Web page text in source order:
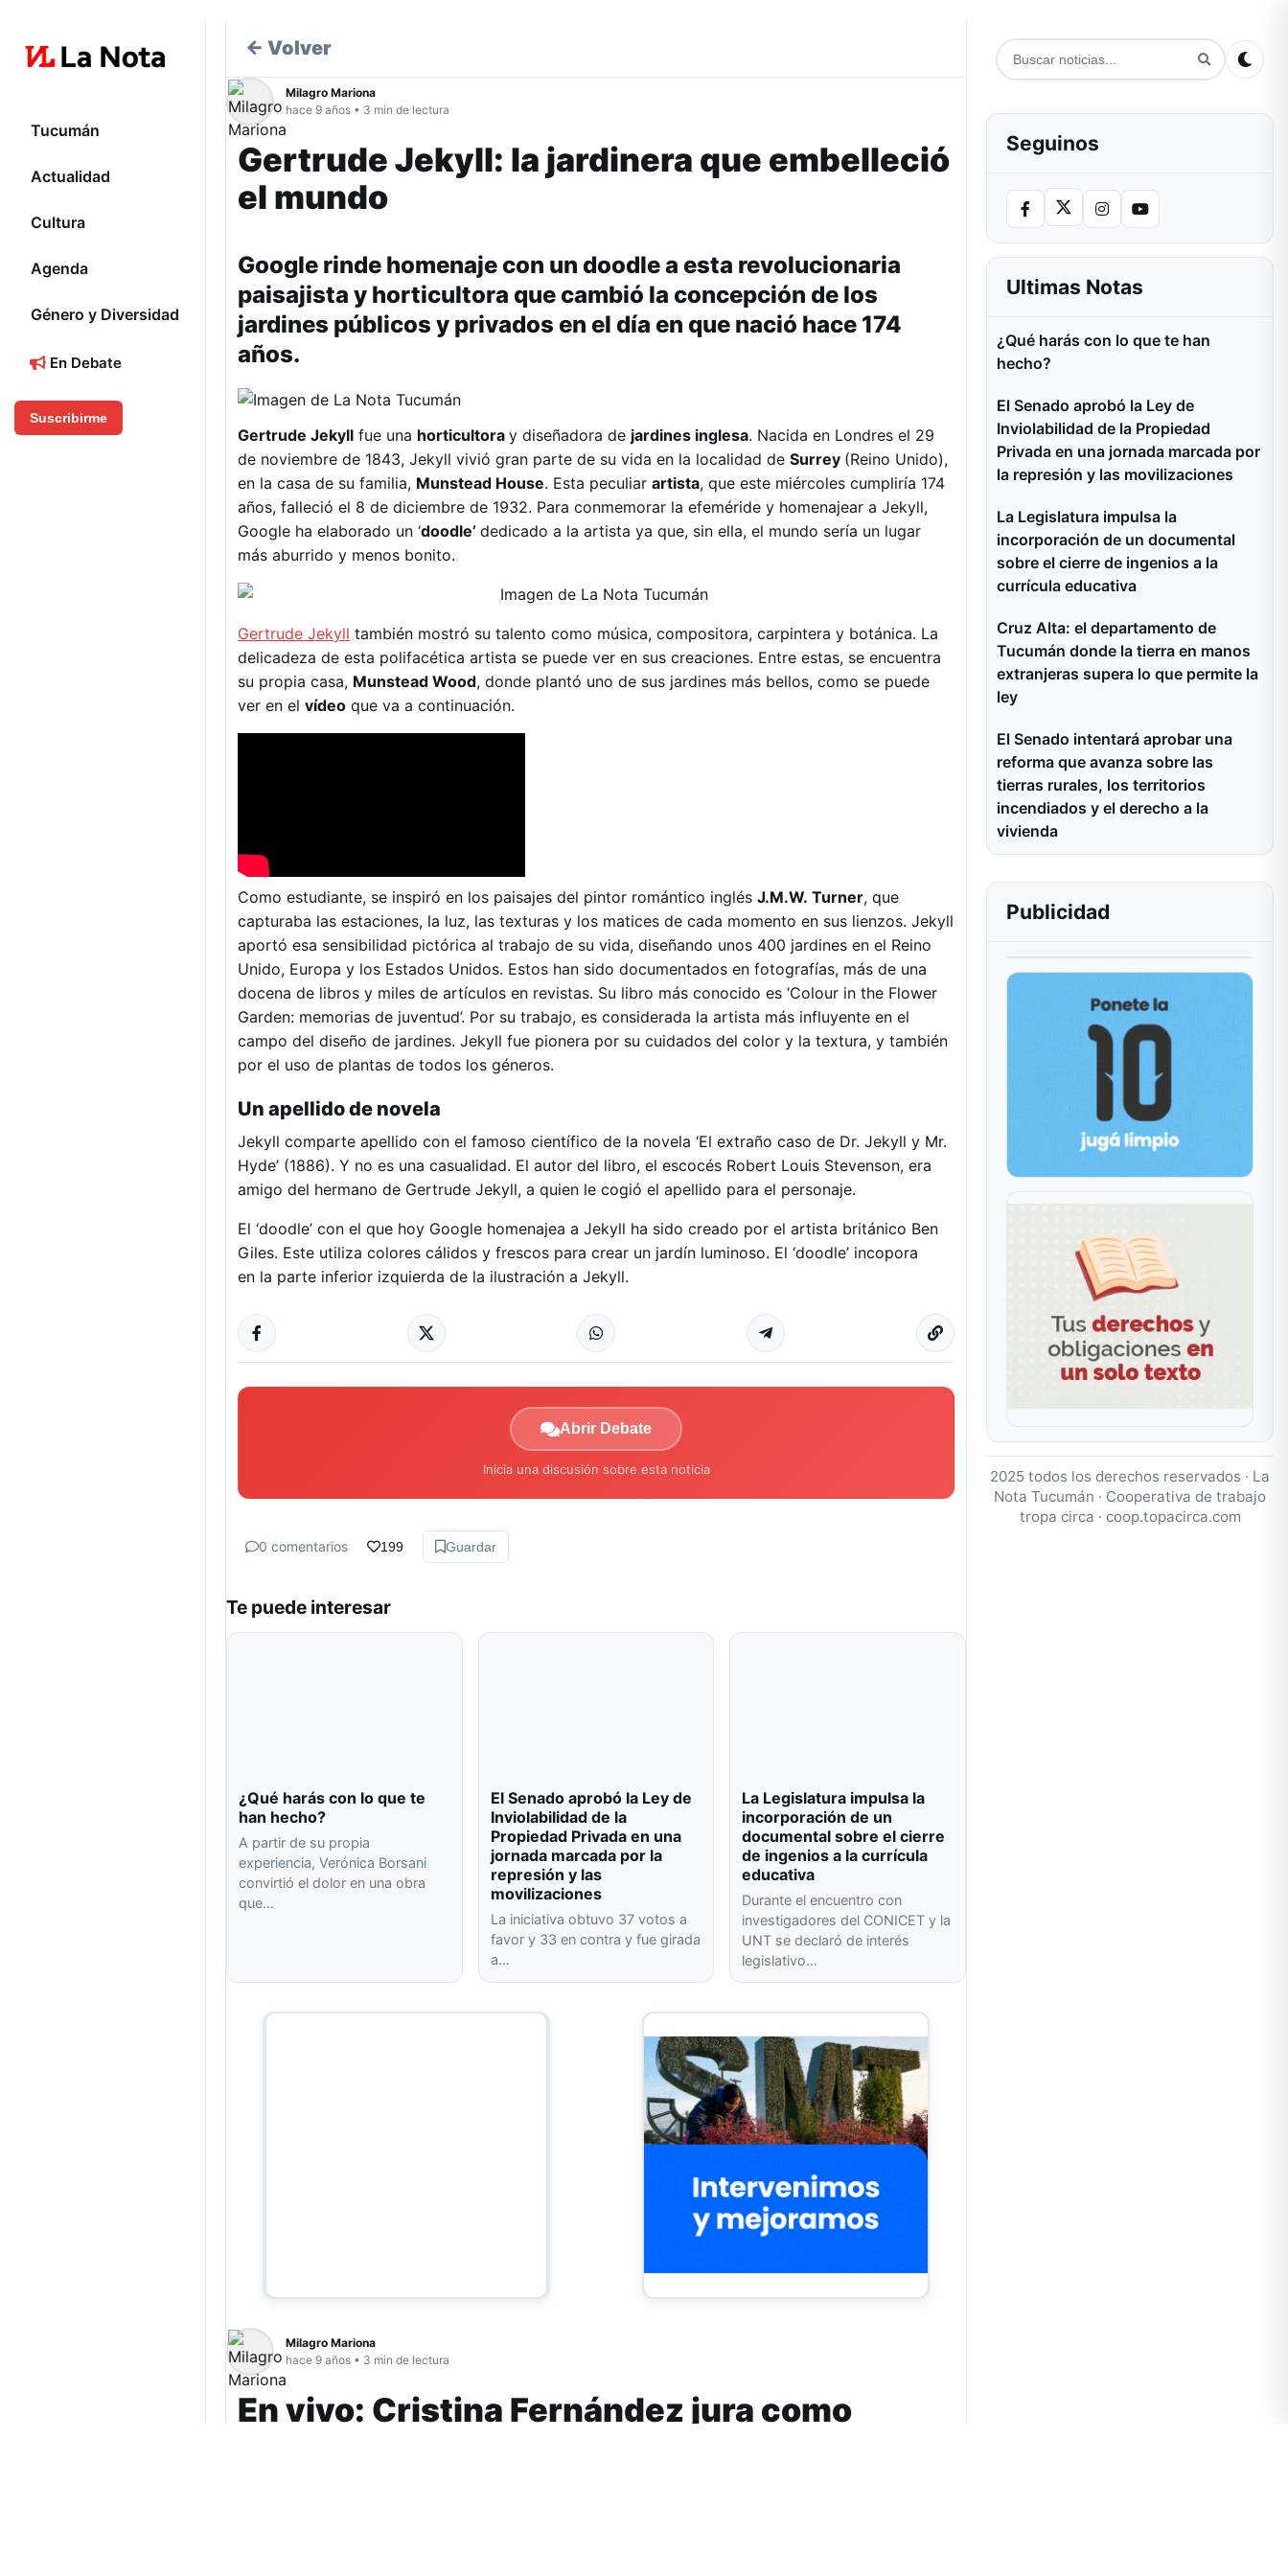
Tucumán
Actualidad
Cultura
Agenda
Género y Diversidad
En Debate
Suscribirme
← Volver
Milagro Mariona
hace 9 años • 3 min de lectura
Gertrude Jekyll: la jardinera que embelleció
el mundo
Google rinde homenaje con un doodle a esta revolucionaria
paisajista y horticultora que cambió la concepción de los
jardines públicos y privados en el día en que nació hace 174
años.
Gertrude Jekyll fue una horticultora y diseñadora de jardines inglesa. Nacida en Londres el 29
de noviembre de 1843, Jekyll vivió gran parte de su vida en la localidad de Surrey (Reino Unido),
en la casa de su familia, Munstead House. Esta peculiar artista, que este miércoles cumpliría 174
años, falleció el 8 de diciembre de 1932. Para conmemorar la efeméride y homenajear a Jekyll,
Google ha elaborado un ‘doodle’ dedicado a la artista ya que, sin ella, el mundo sería un lugar
más aburrido y menos bonito.
Gertrude Jekyll también mostró su talento como música, compositora, carpintera y botánica. La
delicadeza de esta polifacética artista se puede ver en sus creaciones. Entre estas, se encuentra
su propia casa, Munstead Wood, donde plantó uno de sus jardines más bellos, como se puede
ver en el vídeo que va a continuación.
Como estudiante, se inspiró en los paisajes del pintor romántico inglés J.M.W. Turner, que
capturaba las estaciones, la luz, las texturas y los matices de cada momento en sus lienzos. Jekyll
aportó esa sensibilidad pictórica al trabajo de su vida, diseñando unos 400 jardines en el Reino
Unido, Europa y los Estados Unidos. Estos han sido documentados en fotografías, más de una
docena de libros y miles de artículos en revistas. Su libro más conocido es ‘Colour in the Flower
Garden: memorias de juventud’. Por su trabajo, es considerada la artista más influyente en el
campo del diseño de jardines. Jekyll fue pionera por su cuidados del color y la textura, y también
por el uso de plantas de todos los géneros.
Un apellido de novela
Jekyll comparte apellido con el famoso científico de la novela ‘El extraño caso de Dr. Jekyll y Mr.
Hyde’ (1886). Y no es una casualidad. El autor del libro, el escocés Robert Louis Stevenson, era
amigo del hermano de Gertrude Jekyll, a quien le cogió el apellido para el personaje.
El ‘doodle’ con el que hoy Google homenajea a Jekyll ha sido creado por el artista británico Ben
Giles. Este utiliza colores cálidos y frescos para crear un jardín luminoso. El ‘doodle’ incopora
en la parte inferior izquierda de la ilustración a Jekyll.
Abrir Debate
Inicia una discusión sobre esta noticia
0 comentarios 199 Guardar
Te puede interesar
¿Qué harás con lo que te
han hecho?
A partir de su propia
experiencia, Verónica Borsani
convirtió el dolor en una obra
que…
El Senado aprobó la Ley de
Inviolabilidad de la
Propiedad Privada en una
jornada marcada por la
represión y las
movilizaciones
La iniciativa obtuvo 37 votos a
favor y 33 en contra y fue girada
a…
La Legislatura impulsa la
incorporación de un
documental sobre el cierre
de ingenios a la currícula
educativa
Durante el encuentro con
investigadores del CONICET y la
UNT se declaró de interés
legislativo…
Milagro Mariona
hace 9 años • 3 min de lectura
En vivo: Cristina Fernández jura como
Seguinos
Ultimas Notas
¿Qué harás con lo que te han
hecho?
El Senado aprobó la Ley de
Inviolabilidad de la Propiedad
Privada en una jornada marcada por
la represión y las movilizaciones
La Legislatura impulsa la
incorporación de un documental
sobre el cierre de ingenios a la
currícula educativa
Cruz Alta: el departamento de
Tucumán donde la tierra en manos
extranjeras supera lo que permite la
ley
El Senado intentará aprobar una
reforma que avanza sobre las
tierras rurales, los territorios
incendiados y el derecho a la
vivienda
Publicidad
2025 todos los derechos reservados · La
Nota Tucumán · Cooperativa de trabajo
tropa circa · coop.topacirca.com